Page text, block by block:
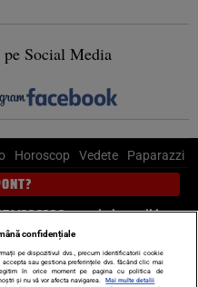
Social Media
Horoscop Vedete Paparazzi
sau trimite mail la
Politică
confidențiale
pe dispozitivul dvs., precum identificatorii cookie
sau gestiona preferințele dvs. făcând clic mai
în orice moment pe pagina cu politica de
și nu vă vor afecta navigarea.
Mai multe detalii